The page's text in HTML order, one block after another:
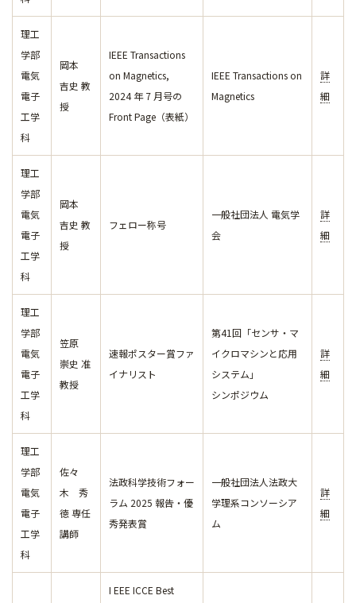
理工
学部
電気
電子
工学
科
岡本
吉史 教
授
IEEE Transactions
on Magnetics,
2024 年 7 月号の
Front Page（表紙）
IEEE Transactions on
Magnetics
詳
細
理工
学部
電気
電子
工学
科
岡本
吉史 教
授
フェロー称号
一般社団法人 電気学
会
詳
細
理工
学部
電気
電子
工学
科
笠原
崇史 准
教授
速報ポスター賞ファ
イナリスト
第41回「センサ・マ
イクロマシンと応用
システム」
シンポジウム
詳
細
理工
学部
電気
電子
工学
科
佐々
木 秀
徳 専任
講師
法政科学技術フォー
ラム 2025 報告・優
秀発表賞
一般社団法人法政大
学理系コンソーシア
ム
詳
細
I EEE ICCE Best